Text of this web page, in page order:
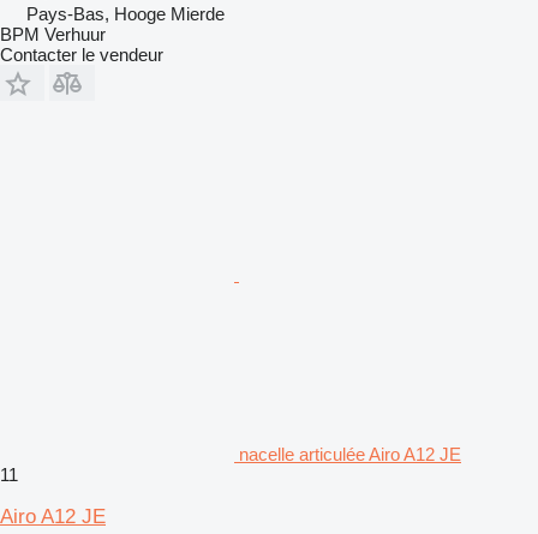
Pays-Bas, Hooge Mierde
BPM Verhuur
Contacter le vendeur
nacelle articulée Airo A12 JE
11
Airo A12 JE